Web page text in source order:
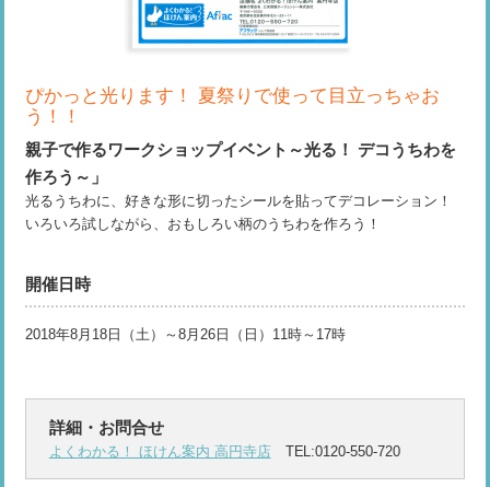
ぴかっと光ります！ 夏祭りで使って目立っちゃお
う！！
親子で作るワークショップイベント～光る！ デコうちわを
作ろう～」
光るうちわに、好きな形に切ったシールを貼ってデコレーション！
いろいろ試しながら、おもしろい柄のうちわを作ろう！
開催日時
2018年8月18日（土）～8月26日（日）11時～17時
詳細・お問合せ
よくわかる！ ほけん案内 高円寺店 TEL:0120-550-720